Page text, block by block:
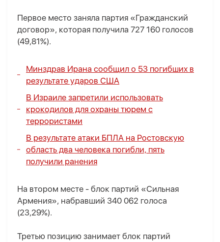
Первое место заняла партия «Гражданский
договор», которая получила 727 160 голосов
(49,81%).
Минздрав Ирана сообщил о 53 погибших в
результате ударов США
В Израиле запретили использовать
крокодилов для охраны тюрем с
террористами
В результате атаки БПЛА на Ростовскую
область два человека погибли, пять
получили ранения
На втором месте - блок партий «Сильная
Армения», набравший 340 062 голоса
(23,29%).
Третью позицию занимает блок партий